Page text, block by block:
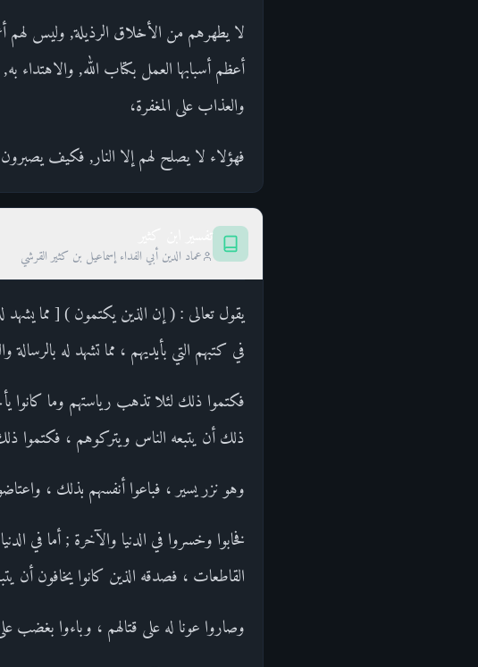
لا يطهرهم من الأخلاق الرذيلة, وليس لهم
أعظم أسبابها العمل بكتاب الله, والاهتداء
والعذاب على المغفرة،
فهؤلاء لا يصلح لهم إلا النار, فكيف يصبرون
عماد الدين أبي الفداء إسماعيل بن كثير القرشي
يقول تعالى : ( إن الذين يكتمون ) [ مما يشهد
في كتبهم التي بأيديهم ، مما تشهد له بالرسالة
فكتموا ذلك لئلا تذهب رياستهم وما كانوا
ذلك أن يتبعه الناس ويتركوهم ، فكتموا
وهو نزر يسير ، فباعوا أنفسهم بذلك ،
فخابوا وخسروا في الدنيا والآخرة ; أما في
القاطعات ، فصدقه الذين كانوا يخافون أن
وصاروا عونا له على قتالهم ، وباءوا بغضب